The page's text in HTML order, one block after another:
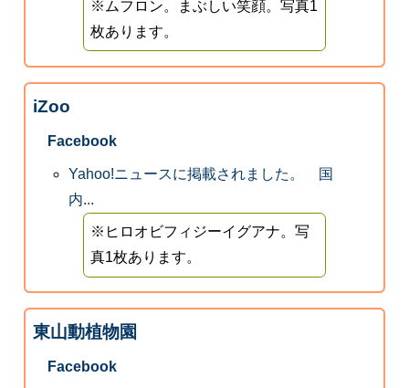
※ムフロン。まぶしい笑顔。写真1
枚あります。
iZoo
Facebook
Yahoo!ニュースに掲載されました。 国
内...
※ヒロオビフィジーイグアナ。写
真1枚あります。
東山動植物園
Facebook